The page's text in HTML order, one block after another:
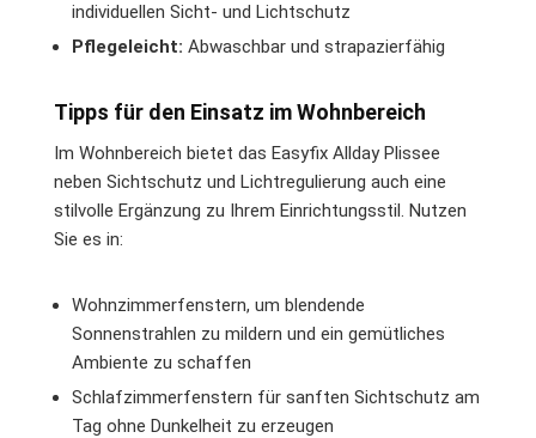
individuellen Sicht- und Lichtschutz
Pflegeleicht: Abwaschbar und strapazierfähig
Tipps für den Einsatz im Wohnbereich
Im Wohnbereich bietet das Easyfix Allday Plissee
neben Sichtschutz und Lichtregulierung auch eine
stilvolle Ergänzung zu Ihrem Einrichtungsstil. Nutzen
Sie es in:
Wohnzimmerfenstern, um blendende
Sonnenstrahlen zu mildern und ein gemütliches
Ambiente zu schaffen
Schlafzimmerfenstern für sanften Sichtschutz am
Tag ohne Dunkelheit zu erzeugen